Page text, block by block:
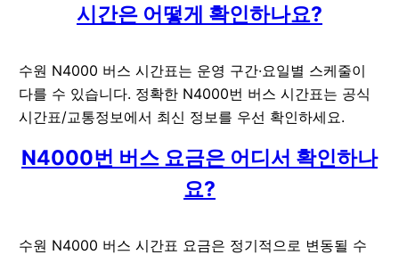
시간은 어떻게 확인하나요?
수원 N4000 버스 시간표는 운영 구간·요일별 스케줄이
다를 수 있습니다. 정확한 N4000번 버스 시간표는 공식
시간표/교통정보에서 최신 정보를 우선 확인하세요.
N4000번 버스 요금은 어디서 확인하나
요?
수원 N4000 버스 시간표 요금은 정기적으로 변동될 수